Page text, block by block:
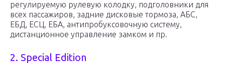
регулируемую рулевую колодку, подголовники для
всех пассажиров, задние дисковые тормоза, АБС,
ЕБД, ЕСЦ, ЕБА, антипробуксовочную систему,
дистанционное управление замком и пр.
2. Special Edition